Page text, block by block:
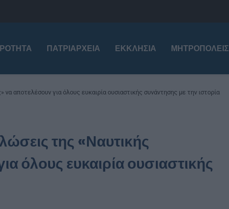
ΠΑΤΡΙΑΡΧΕΊΑ ΕΚΚΛΗΣΊΑ ΜΗΤΡΟΠΌΛΕΙΣ
αποτελέσουν για όλους ευκαιρία ουσιαστικής συνάντησης με την ιστορία
της «Ναυτικής
όλους ευκαιρία ουσιαστικής